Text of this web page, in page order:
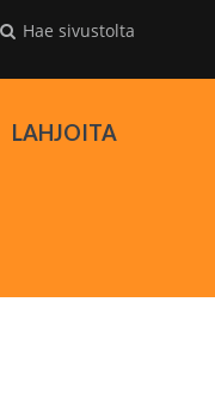
Hae sivustolta
LAHJOITA